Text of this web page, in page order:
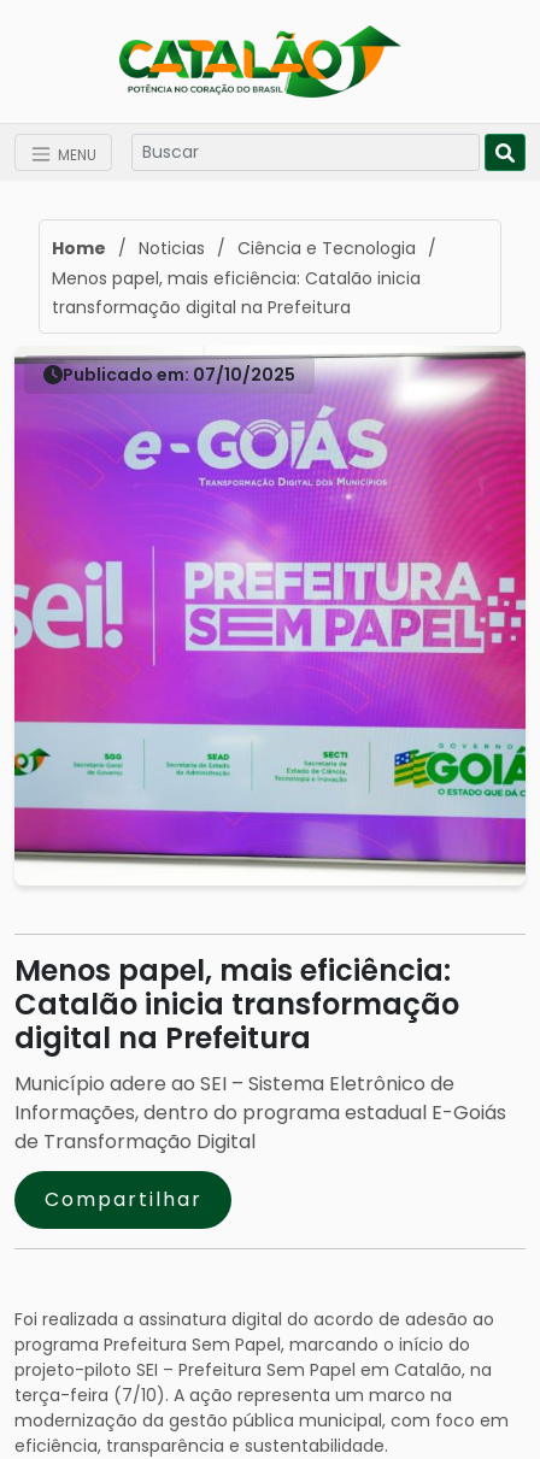
MENU
Home / Noticias / Ciência e Tecnologia /
Menos papel, mais eficiência: Catalão inicia
transformação digital na Prefeitura
Publicado em: 07/10/2025
Menos papel, mais eficiência:
Catalão inicia transformação
digital na Prefeitura
Município adere ao SEI – Sistema Eletrônico de
Informações, dentro do programa estadual E-Goiás
de Transformação Digital
Compartilhar
Foi realizada a assinatura digital do acordo de adesão ao
programa Prefeitura Sem Papel, marcando o início do
projeto-piloto SEI – Prefeitura Sem Papel em Catalão, na
terça-feira (7/10). A ação representa um marco na
modernização da gestão pública municipal, com foco em
eficiência, transparência e sustentabilidade.